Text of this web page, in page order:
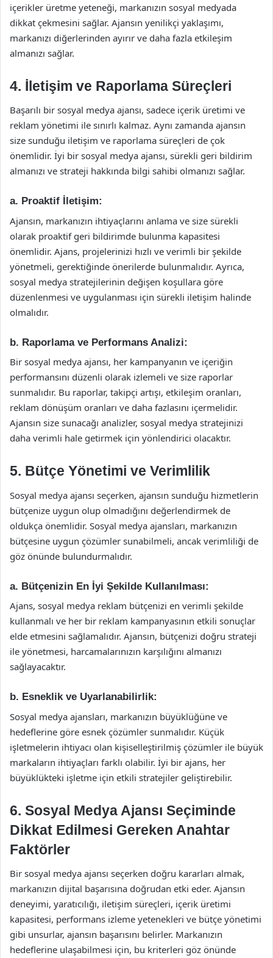
içerikler üretme yeteneği, markanızın sosyal medyada
dikkat çekmesini sağlar. Ajansın yenilikçi yaklaşımı,
markanızı diğerlerinden ayırır ve daha fazla etkileşim
almanızı sağlar.
4. İletişim ve Raporlama Süreçleri
Başarılı bir sosyal medya ajansı, sadece içerik üretimi ve
reklam yönetimi ile sınırlı kalmaz. Aynı zamanda ajansın
size sunduğu iletişim ve raporlama süreçleri de çok
önemlidir. İyi bir sosyal medya ajansı, sürekli geri bildirim
almanızı ve strateji hakkında bilgi sahibi olmanızı sağlar.
a. Proaktif İletişim:
Ajansın, markanızın ihtiyaçlarını anlama ve size sürekli
olarak proaktif geri bildirimde bulunma kapasitesi
önemlidir. Ajans, projelerinizi hızlı ve verimli bir şekilde
yönetmeli, gerektiğinde önerilerde bulunmalıdır. Ayrıca,
sosyal medya stratejilerinin değişen koşullara göre
düzenlenmesi ve uygulanması için sürekli iletişim halinde
olmalıdır.
b. Raporlama ve Performans Analizi:
Bir sosyal medya ajansı, her kampanyanın ve içeriğin
performansını düzenli olarak izlemeli ve size raporlar
sunmalıdır. Bu raporlar, takipçi artışı, etkileşim oranları,
reklam dönüşüm oranları ve daha fazlasını içermelidir.
Ajansın size sunacağı analizler, sosyal medya stratejinizi
daha verimli hale getirmek için yönlendirici olacaktır.
5. Bütçe Yönetimi ve Verimlilik
Sosyal medya ajansı seçerken, ajansın sunduğu hizmetlerin
bütçenize uygun olup olmadığını değerlendirmek de
oldukça önemlidir. Sosyal medya ajansları, markanızın
bütçesine uygun çözümler sunabilmeli, ancak verimliliği de
göz önünde bulundurmalıdır.
a. Bütçenizin En İyi Şekilde Kullanılması:
Ajans, sosyal medya reklam bütçenizi en verimli şekilde
kullanmalı ve her bir reklam kampanyasının etkili sonuçlar
elde etmesini sağlamalıdır. Ajansın, bütçenizi doğru strateji
ile yönetmesi, harcamalarınızın karşılığını almanızı
sağlayacaktır.
b. Esneklik ve Uyarlanabilirlik:
Sosyal medya ajansları, markanızın büyüklüğüne ve
hedeflerine göre esnek çözümler sunmalıdır. Küçük
işletmelerin ihtiyacı olan kişiselleştirilmiş çözümler ile büyük
markaların ihtiyaçları farklı olabilir. İyi bir ajans, her
büyüklükteki işletme için etkili stratejiler geliştirebilir.
6. Sosyal Medya Ajansı Seçiminde
Dikkat Edilmesi Gereken Anahtar
Faktörler
Bir sosyal medya ajansı seçerken doğru kararları almak,
markanızın dijital başarısına doğrudan etki eder. Ajansın
deneyimi, yaratıcılığı, iletişim süreçleri, içerik üretimi
kapasitesi, performans izleme yetenekleri ve bütçe yönetimi
gibi unsurlar, ajansın başarısını belirler. Markanızın
hedeflerine ulaşabilmesi için, bu kriterleri göz önünde